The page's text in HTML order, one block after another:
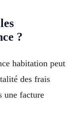
?
habitation peut
des frais
une facture